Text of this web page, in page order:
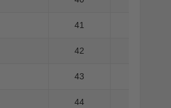
41
42
43
44